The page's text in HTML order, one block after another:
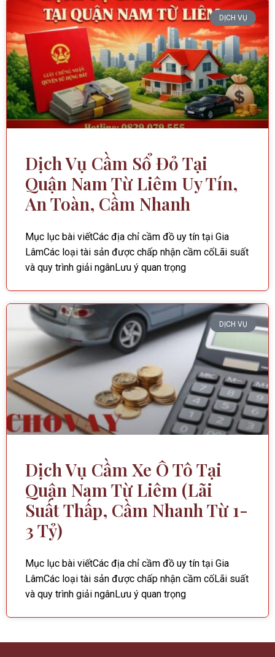
DỊCH VỤ
Dịch Vụ Cầm Sổ Đỏ Tại
Quận Nam Từ Liêm Uy Tín,
An Toàn, Cầm Nhanh
Mục lục bài viếtCác địa chỉ cầm đồ uy tín tại Gia
LâmCác loại tài sản được chấp nhận cầm cốLãi suất
và quy trình giải ngânLưu ý quan trọng
DỊCH VỤ
Dịch Vụ Cầm Xe Ô Tô Tại
Quận Nam Từ Liêm (Lãi
Suất Thấp, Cầm Nhanh Từ 1-
3 Tỷ)
Mục lục bài viếtCác địa chỉ cầm đồ uy tín tại Gia
LâmCác loại tài sản được chấp nhận cầm cốLãi suất
và quy trình giải ngânLưu ý quan trọng